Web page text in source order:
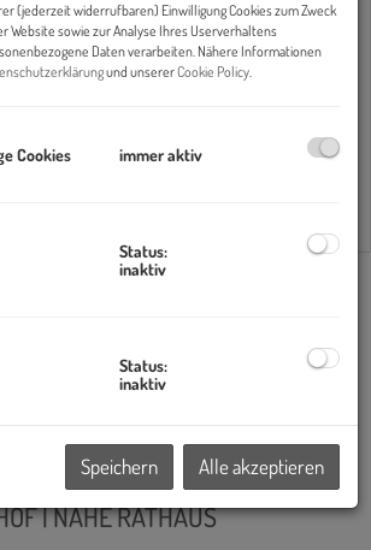
-
BALKON | MIETBEGINN JULI 2026
| NÄHE RATHAUS
(jederzeit widerrufbaren) Einwilligung Cookies zum Zweck
Website sowie zur Analyse Ihres Userverhaltens
Daten verarbeiten. Nähere Informationen
und unsererCookie Policy.
Cookies immer aktiv
Status:
inaktiv
Status:
inaktiv
Speichern Alle akzeptieren